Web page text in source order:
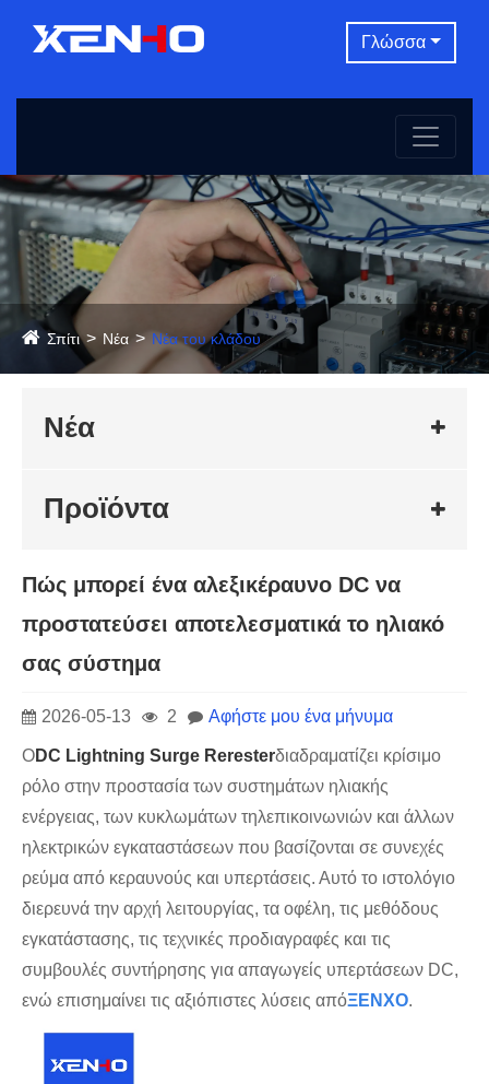
Γλώσσα
Σπίτι Νέα Νέα του κλάδου
Νέα
Προϊόντα
Πώς μπορεί ένα αλεξικέραυνο DC να
προστατεύσει αποτελεσματικά το ηλιακό
σας σύστημα
2026-05-13 2 Αφήστε μου ένα μήνυμα
ΟDC Lightning Surge Reresterδιαδραματίζει κρίσιμο
ρόλο στην προστασία των συστημάτων ηλιακής
ενέργειας, των κυκλωμάτων τηλεπικοινωνιών και άλλων
ηλεκτρικών εγκαταστάσεων που βασίζονται σε συνεχές
ρεύμα από κεραυνούς και υπερτάσεις. Αυτό το ιστολόγιο
διερευνά την αρχή λειτουργίας, τα οφέλη, τις μεθόδους
εγκατάστασης, τις τεχνικές προδιαγραφές και τις
συμβουλές συντήρησης για απαγωγείς υπερτάσεων DC,
ενώ επισημαίνει τις αξιόπιστες λύσεις απόΞΕΝΧΟ.